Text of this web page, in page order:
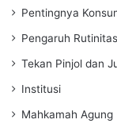
Pentingnya
Pengaruh
Tekan Pinjol dan
Institusi
Mahkamah Agung